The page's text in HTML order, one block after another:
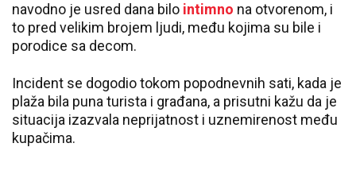
navodno je usred dana bilo intimno na otvorenom, i
to pred velikim brojem ljudi, među kojima su bile i
porodice sa decom.
Incident se dogodio tokom popodnevnih sati, kada je
plaža bila puna turista i građana, a prisutni kažu da je
situacija izazvala neprijatnost i uznemirenost među
kupačima.